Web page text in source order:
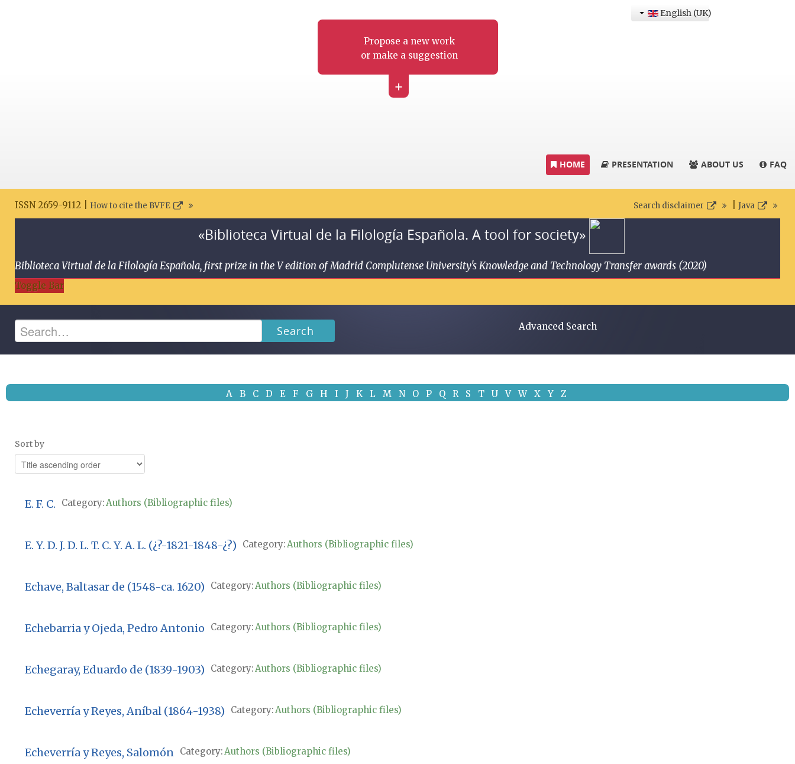
Propose a new work
or make a suggestion
+
English (UK)
HOME PRESENTATION ABOUT US FAQ
ISSN 2659-9112 | How to cite the BVFE Search disclaimer Java
«Biblioteca Virtual de la Filología Española. A tool for society»
Biblioteca Virtual de la Filología Española, first prize in the V edition of Madrid Complutense University's Knowledge and Technology Transfer awards (2020)
Toggle Bar
Search Advanced Search
A B C D E F G H I J K L M N O P Q R S T U V W X Y Z
Sort by
E. F. C. Category: Authors (Bibliographic files)
E. Y. D. J. D. L. T. C. Y. A. L. (¿?-1821-1848-¿?) Category: Authors (Bibliographic files)
Echave, Baltasar de (1548-ca. 1620) Category: Authors (Bibliographic files)
Echebarria y Ojeda, Pedro Antonio Category: Authors (Bibliographic files)
Echegaray, Eduardo de (1839-1903) Category: Authors (Bibliographic files)
Echeverría y Reyes, Aníbal (1864-1938) Category: Authors (Bibliographic files)
Echeverría y Reyes, Salomón Category: Authors (Bibliographic files)